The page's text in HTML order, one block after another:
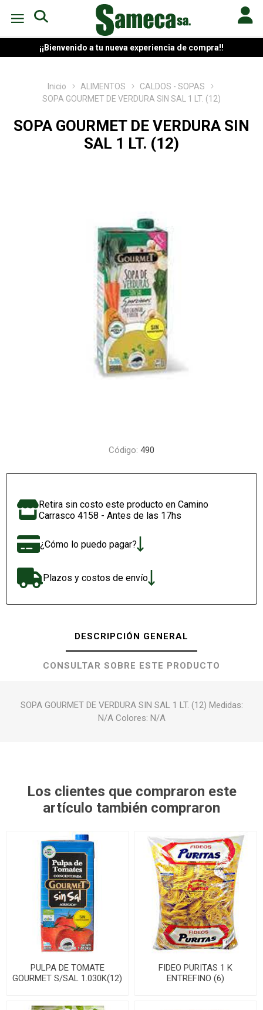
¡¡Bienvenido a tu nueva experiencia de compra!!
Inicio ALIMENTOS
CALDOS - SOPAS
SOPA GOURMET DE VERDURA SIN SAL 1 LT. (12)
SOPA GOURMET DE VERDURA SIN
SAL 1 LT. (12)
Código: 490
Retira sin costo este producto en Camino
Carrasco 4158 - Antes de las 17hs
¿Cómo lo puedo pagar?
Plazos y costos de envío
DESCRIPCIÓN GENERAL
CONSULTAR SOBRE ESTE PRODUCTO
SOPA GOURMET DE VERDURA SIN SAL 1 LT. (12) Medidas:
N/A Colores: N/A
Los clientes que compraron este
artículo también compraron
PULPA DE TOMATE
GOURMET S/SAL 1.030K(12)
FIDEO PURITAS 1 K
ENTREFINO (6)